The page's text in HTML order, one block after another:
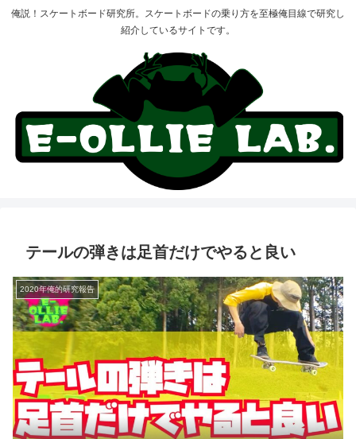
俺説！スケートボード研究所。スケートボードの乗り方を至極俺目線で研究し
紹介しているサイトです。
テールの弾きは足首だけでやると良い
2020年俺的研究報告